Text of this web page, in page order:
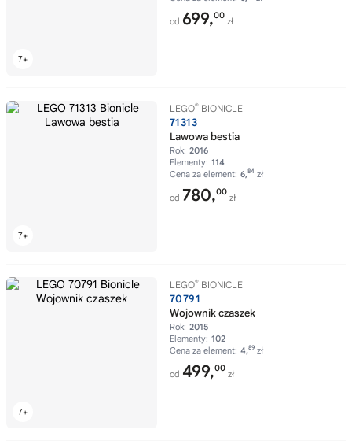
od 699,00
zł
LEGO® BIONICLE
71313
Lawowa bestia
Rok: 2016
Elementy: 114
Cena za element: 6,84 zł
od 780,00
zł
LEGO® BIONICLE
70791
Wojownik czaszek
Rok: 2015
Elementy: 102
Cena za element: 4,89 zł
od 499,00
zł